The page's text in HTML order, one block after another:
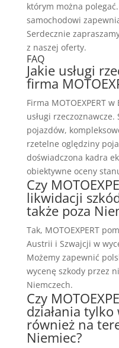
którym można
samochodowi
Serdecznie
z naszej oferty.
FAQ
Jakie usługi
firma
Firma MOTOEXPERT
usługi
pojazdów,
rzetelne oględziny
doświadczona kadra
obiektywne oceny
Czy
likwidacji
także poza
Tak, MOTOEXPERT
Austrii i Szwajcji w
Możemy zapewnić
wycenę szkody przez
Niemczech.
Czy
działania
również na
Niemiec?